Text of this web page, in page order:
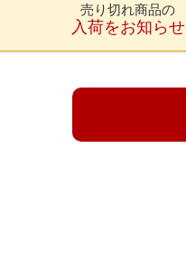
売り切れ商品の
入荷をお知らせ